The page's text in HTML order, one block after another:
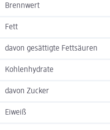
Brennwert
Fett
davon gesättigte Fettsäuren
Kohlenhydrate
davon Zucker
Eiweiß